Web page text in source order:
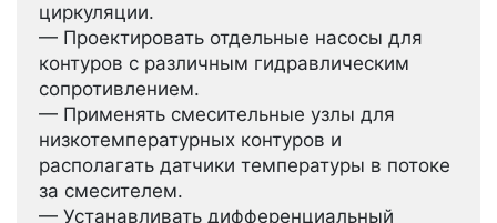
циркуляции.
— Проектировать отдельные насосы для
контуров с различным гидравлическим
сопротивлением.
— Применять смесительные узлы для
низкотемпературных контуров и
располагать датчики температуры в потоке
за смесителем.
— Устанавливать дифференциальный